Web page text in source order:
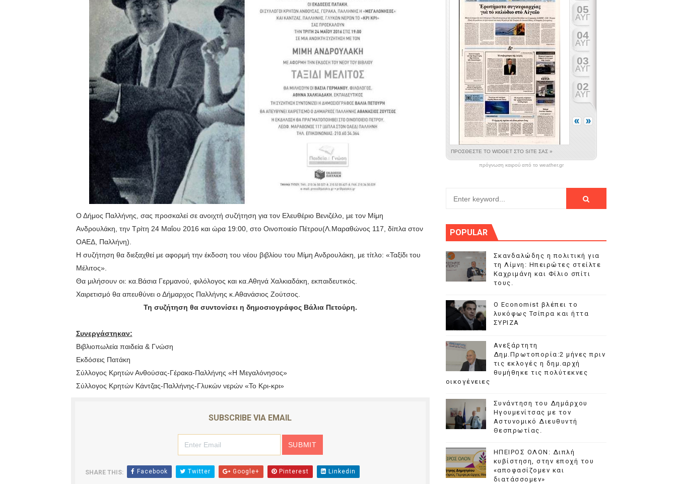
Ο δήμος Πάργας σε επετειακές εκδηλώσεις στη Μάνη
ΗΓΟΥΜΕΝΙΤΣΑ: Εκδήλωση για την Πρόληψη του Καρκίνου του Μαστού
Κανονικά θα λειτουργεί ο αστυνομικός σταθμός Πάργας
Ανεξάρτητη Δημοτική Πρωτοπορία - Την πρώτη τους συνάντηση είχαν οι υποψήφιοι δημοτικοί σύμβουλοι.
Επιχείρησαν να ληστέψουν Παγκάρι στούς Φιλιάτες
Σε θρίλερ εξελίσσεται η δίκη για τον θάνατο της Κ. Αναγνώστη. Κατέθεσαν οι γονείς και 2 ακόμη μάρτυρες
Α. Μπέζας: Περιφέρονται ανά τη χώρα κόβοντας κορδέλες εγκαινίων σε δομές υγείας με «δανεικό» προσωπικό.
Διεθνές αεροδρόμιο Ιωαννίνων: Πύλη εισόδου και για την γενική αεροπορία.
Πρωτοβουλία Άρτας ενάντια στις εξορύξεις υδρογονανθράκων.
Επιστολή Ζιάβρα Κων/νου για τις εσωκομματικές εκλογές στην ΝΔ.
Από Τις 14 Έως Τις 31 Μαΐου Οι Αιτήσεις Εγγραφής Και Δήλωση Προτίμησης Για ΓΕΛ Και ΕΠΑΛ
Ιωάννινα:Επίσκεψη Υφ.Οικονομίας Στη Μονάδα ΑΣΑ Στο Ελευθεροχώρι.
Ιωάννινα:Περιβαλλοντική Δράση, Την Πέμπτη 10 Μαΐου Στην Παραλίμνια Περιοχή Του Περάματος.
Σημαντικές Υποδομές Ζήτησε Για Την Άρτα Ο Δήμαρχος Από Υπουργούς Και Ευρωβουλευτές.
Σκανδαλώδης η πολιτική για τη Λίμνη: Ηπειρώτες στείλτε Καχριμάνη και Φίλιο σπίτι τους.
Ο Δήμος Παλλήνης, σας προσκαλεί σε ανοιχτή συζήτηση για τον Ελευθέριο Βενιζέλο, με τον Μίμη
Ανδρουλάκη, την Τρίτη 24 Μαΐου 2016 και ώρα 19:00, στο Οινοποιείο Πέτρου(Λ.Μαραθώνος 117, δίπλα στον
ΟΑΕΔ, Παλλήνη).
Η συζήτηση θα διεξαχθεί με αφορμή την έκδοση του νέου βιβλίου του Μίμη Ανδρουλάκη, με τίτλο: «Ταξίδι του
Μέλιτος».
Θα μιλήσουν οι: κα.Βάσια Γερμανού, φιλόλογος και κα.Αθηνά Χαλκιαδάκη, εκπαιδευτικός.
Χαιρετισμό θα απευθύνει ο Δήμαρχος Παλλήνης κ.Αθανάσιος Ζούτσος.
Τη συζήτηση θα συντονίσει η δημοσιογράφος Βάλια Πετούρη.
Συνεργάστηκαν:
Βιβλιοπωλεία παιδεία & Γνώση
Εκδόσεις Πατάκη
Σύλλογος Κρητών Ανθούσας-Γέρακα-Παλλήνης «Η Μεγαλόνησος»
Σύλλογος Κρητών Κάντζας-Παλλήνης-Γλυκών νερών «Το Κρι-κρι»
SUBSCRIBE VIA EMAIL
SHARE THIS: Facebook Twitter Google+ Pinterest Linkedin
πρόγνωση καιρού από το weather.gr
POPULAR
Σκανδαλώδης η πολιτική για
τη Λίμνη: Ηπειρώτες στείλτε
Καχριμάνη και Φίλιο σπίτι
τους.
Ο Economist βλέπει το
λυκόφως Τσίπρα και ήττα
ΣΥΡΙΖΑ
Ανεξάρτητη
Δημ.Πρωτοπορία:2 μήνες πριν
τις εκλογές η δημ.αρχή
θυμήθηκε τις πολύτεκνες
oικογένειες
Συνάντηση του Δημάρχου
Ηγουμενίτσας με τον
Αστυνομικό Διευθυντή
Θεσπρωτίας.
ΗΠΕΙΡΟΣ ΟΛΟΝ: Διπλή
κυβίστηση, στην εποχή του
«αποφασίζομεν και
διατάσσομεν»